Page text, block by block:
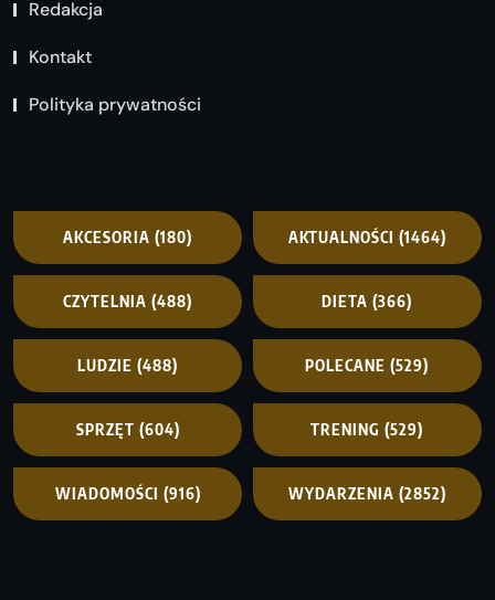
Redakcja
Kontakt
Polityka prywatności
AKCESORIA (180) AKTUALNOŚCI (1464)
CZYTELNIA (488) DIETA (366)
LUDZIE (488) POLECANE (529)
SPRZĘT (604) TRENING (529)
WIADOMOŚCI (916) WYDARZENIA (2852)